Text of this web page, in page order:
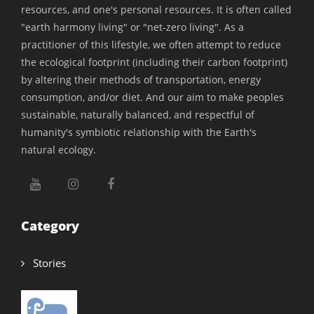
resources, and one's personal resources. It is often called
"earth harmony living" or "net-zero living". As a
practitioner of this lifestyle, we often attempt to reduce
the ecological footprint (including their carbon footprint)
by altering their methods of transportation, energy
consumption, and/or diet. And our aim to make peoples
sustainable, naturally balanced, and respectful of
humanity's symbiotic relationship with the Earth's
natural ecology.
Category
Stories